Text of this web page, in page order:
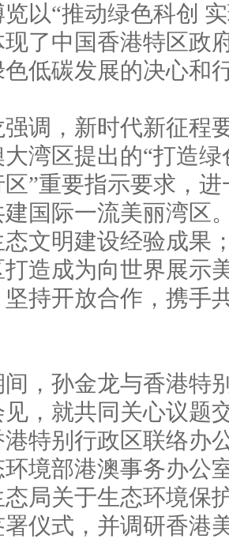
以“推动绿色科创
了中国香港特区政
低碳发展的决心和
，新时代新征程
湾区提出的“打造
”重要指示要求，
建国际一流美丽湾区
文明建设经验成果
打造成为向世界展示
持开放合作，携手
孙金龙与香港特
，就共同关心议题
港特别行政区联络办
境部港澳事务办公
态局关于生态环境保
仪式，并调研香港